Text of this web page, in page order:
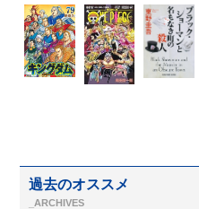
過去のオススメ
_ARCHIVES